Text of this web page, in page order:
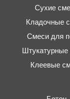
Сухие
Кладочные
Смеси для
Штукатурные
Клеевые